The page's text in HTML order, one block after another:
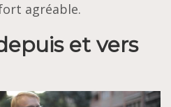
agréable.
et vers